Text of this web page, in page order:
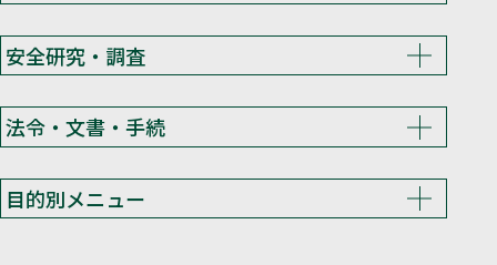
安全研究・調査
法令・文書・手続
目的別メニュー